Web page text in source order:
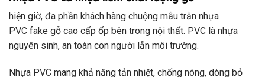
hiện giờ, đa phần khách hàng chuộng mẫu trằn nhựa
PVC fake gỗ cao cấp ốp bên trong nội thất. PVC là nhựa
nguyên sinh, an toàn con người lẫn môi trường.
Nhựa PVC mang khả năng tản nhiệt, chống nóng, dòng bỏ